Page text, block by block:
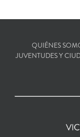
QUIÉNES
JUVENTUDES Y